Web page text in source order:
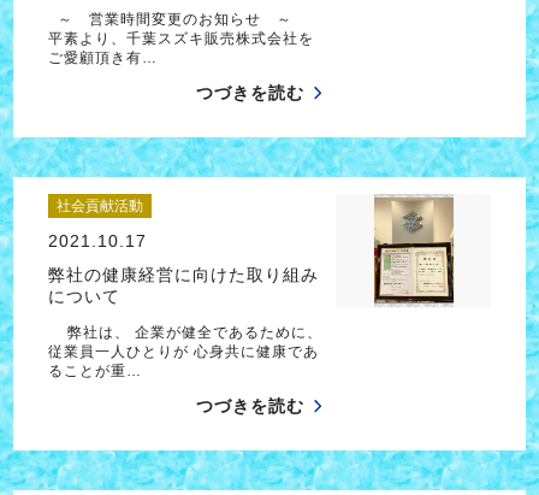
～ 営業時間変更のお知らせ ～
平素より、千葉スズキ販売株式会社を
ご愛顧頂き有…
つづきを読む
社会貢献活動
2021.10.17
弊社の健康経営に向けた取り組み
について
弊社は、 企業が健全であるために、
従業員一人ひとりが 心身共に健康であ
ることが重…
つづきを読む